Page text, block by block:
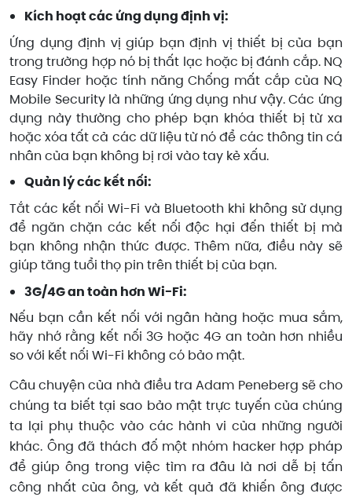
Kích hoạt các ứng dụng định vị:
Ứng dụng định vị giúp bạn định vị thiết bị của bạn
trong trường hợp nó bị thất lạc hoặc bị đánh cắp. NQ
Easy Finder hoặc tính năng Chống mất cắp của NQ
Mobile Security là những ứng dụng như vậy. Các ứng
dụng này thường cho phép bạn khóa thiết bị từ xa
hoặc xóa tất cả các dữ liệu từ nó để các thông tin cá
nhân của bạn không bị rơi vào tay kẻ xấu.
Quản lý các kết nối:
Tắt các kết nối Wi-Fi và Bluetooth khi không sử dụng
để ngăn chặn các kết nối độc hại đến thiết bị mà
bạn không nhận thức được. Thêm nữa, điều này sẽ
giúp tăng tuổi thọ pin trên thiết bị của bạn.
3G/4G an toàn hơn Wi-Fi:
Nếu bạn cần kết nối với ngân hàng hoặc mua sắm,
hãy nhớ rằng kết nối 3G hoặc 4G an toàn hơn nhiều
so với kết nối Wi-Fi không có bảo mật.
Câu chuyện của nhà điều tra Adam Peneberg sẽ cho
chúng ta biết tại sao bảo mật trực tuyến của chúng
ta lại phụ thuộc vào các hành vi của những người
khác. Ông đã thách đố một nhóm hacker hợp pháp
để giúp ông trong việc tìm ra đâu là nơi dễ bị tấn
công nhất của ông, và kết quả đã khiến ông được